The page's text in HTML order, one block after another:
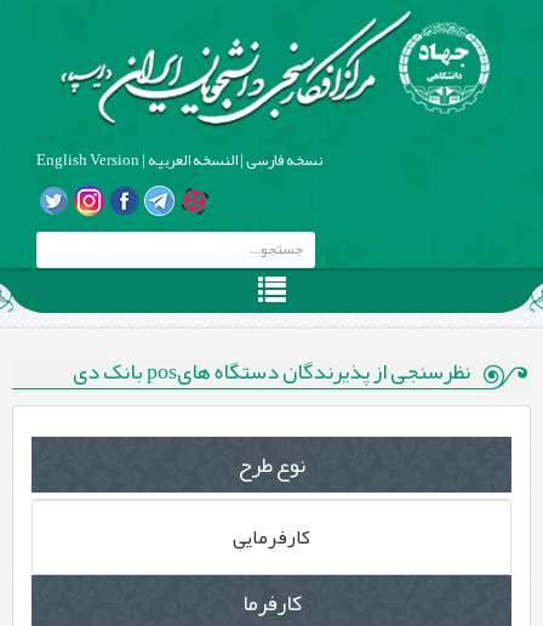
نسخه فارسی|النسخه العربیه|
English Version
نظرسنجی از پذیرندگان دستگاه هایpos بانک دی
نوع طرح
کارفرمایی
کارفرما